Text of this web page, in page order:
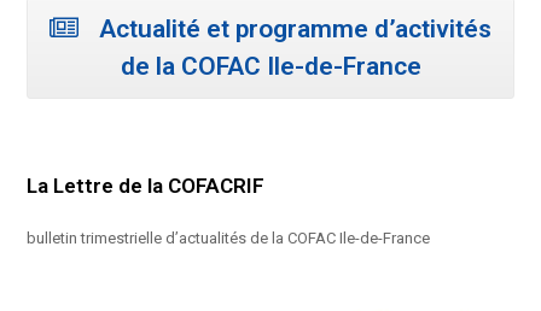
Actualité et programme d’activités
de la COFAC Ile-de-France
La Lettre de la COFACRIF
bulletin trimestrielle d’actualités de la COFAC Ile-de-France